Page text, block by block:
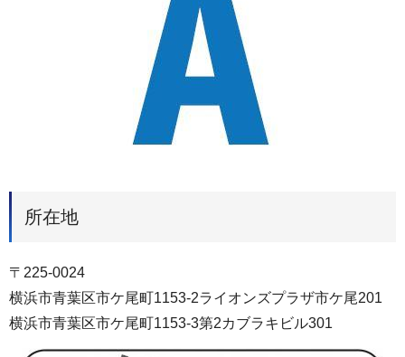
所在地
〒225-0024
横浜市青葉区市ケ尾町1153-2ライオンズプラザ市ケ尾201
横浜市青葉区市ケ尾町1153-3第2カブラキビル301